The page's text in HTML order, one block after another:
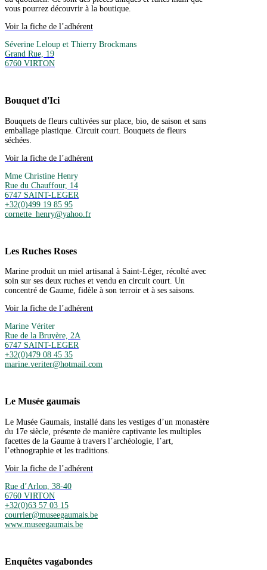
vous pourrez découvrir à la boutique.
Voir la fiche de l’adhérent
Séverine Leloup et Thierry Brockmans
Grand Rue, 19
6760 VIRTON
Bouquet d'Ici
Bouquets de fleurs cultivées sur place, bio, de saison et sans
emballage plastique. Circuit court. Bouquets de fleurs
séchées.
Voir la fiche de l’adhérent
Mme Christine Henry
Rue du Chauffour, 14
6747 SAINT-LEGER
+32(0)499 19 85 95
cornette_henry@yahoo.fr
Les Ruches Roses
Marine produit un miel artisanal à Saint-Léger, récolté avec
soin sur ses deux ruches et vendu en circuit court. Un
concentré de Gaume, fidèle à son terroir et à ses saisons.
Voir la fiche de l’adhérent
Marine Vériter
Rue de la Bruyère, 2A
6747 SAINT-LEGER
+32(0)479 08 45 35
marine.veriter@hotmail.com
Le Musée gaumais
Le Musée Gaumais, installé dans les vestiges d’un monastère
du 17e siècle, présente de manière captivante les multiples
facettes de la Gaume à travers l’archéologie, l’art,
l’ethnographie et les traditions.
Voir la fiche de l’adhérent
Rue d’Arlon, 38-40
6760 VIRTON
+32(0)63 57 03 15
courrier@museegaumais.be
www.museegaumais.be
Enquêtes vagabondes